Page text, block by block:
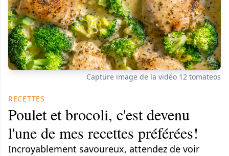
Capture image de la vidéo 12 tomateos
RECETTES
Poulet et brocoli, c'est devenu
l'une de mes recettes préférées!
Incroyablement savoureux, attendez de voir